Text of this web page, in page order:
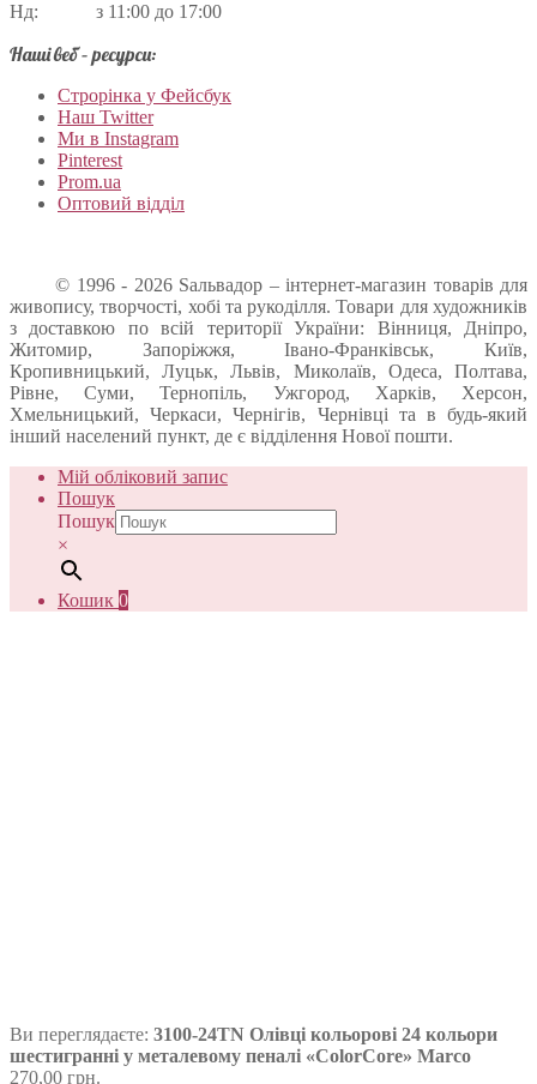
Нд: з 11:00 до 17:00
Наші веб – ресурси:
Строрінка у Фейсбук
Наш Twitter
Ми в Instagram
Pinterest
Prom.ua
Оптовий відділ
© 1996 - 2026 Sальвадор – інтернет-магазин товарів для
живопису, творчості, хобі та рукоділля. Товари для художників
з доставкою по всій території України: Вінниця, Дніпро,
Житомир, Запоріжжя, Івано-Франківськ, Київ,
Кропивницький, Луцьк, Львів, Миколаїв, Одеса, Полтава,
Рівне, Суми, Тернопіль, Ужгород, Харків, Херсон,
Хмельницький, Черкаси, Чернігів, Чернівці та в будь-який
інший населений пункт, де є відділення Нової пошти.
Мій обліковий запис
Пошук
Пошук
×
Кошик 0
Ви переглядаєте: 3100-24TN Олівці кольорові 24 кольори
шестигранні у металевому пеналі «ColorCore» Marco
270,00 грн.